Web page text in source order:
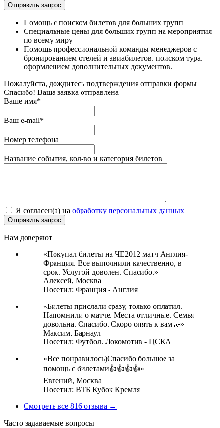
Помощь с поиском билетов для больших групп
Специальные цены для больших групп на мероприятия
по всему миру
Помощь профессиональной команды менеджеров с
бронированием отелей и авиабилетов, поиском тура,
оформлением дополнительных документов.
Пожалуйста, дождитесь подтверждения отправки формы
Спасибо! Ваша заявка отправлена
Ваше имя*
Ваш e-mail*
Номер телефона
Название события, кол-во и категория билетов
Я согласен(а) на обработку персональных данных
Нам доверяют
«Покупал билеты на ЧЕ2012 матч Англия-
Франция. Все выполнили качественно, в
срок. Услугой доволен. Спасибо.»
Алексей, Москва
Посетил: Франция - Англия
«Билеты прислали сразу, только оплатил.
Напомнили о матче. Места отличные. Семья
довольна. Спасибо. Скоро опять к вам🤝»
Максим, Барнаул
Посетил: Футбол. Локомотив - ЦСКА
«Все понравилось)Спасибо большое за
помощь с билетами👍👍👍👍»
Евгений, Москва
Посетил: ВТБ Кубок Кремля
Смотреть все 816 отзыва →
Часто задаваемые вопросы